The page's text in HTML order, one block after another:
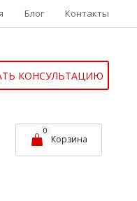
Блог Контакты
КОНСУЛЬТАЦИЮ
0
Корзина